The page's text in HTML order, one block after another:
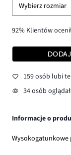
Wybierz rozmiar
92% Klientów
159 osób lubi
34 osób
Informacje o
Wysokogatunkowe